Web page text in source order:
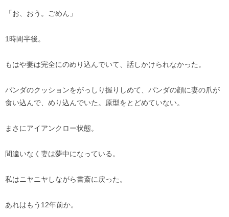
「お、おう。ごめん」
1時間半後。
もはや妻は完全にのめり込んでいて、話しかけられなかった。
パンダのクッションをがっしり握りしめて、パンダの顔に妻の爪が
食い込んで、めり込んでいた。原型をとどめていない。
まさにアイアンクロー状態。
間違いなく妻は夢中になっている。
私はニヤニヤしながら書斎に戻った。
あれはもう12年前か。